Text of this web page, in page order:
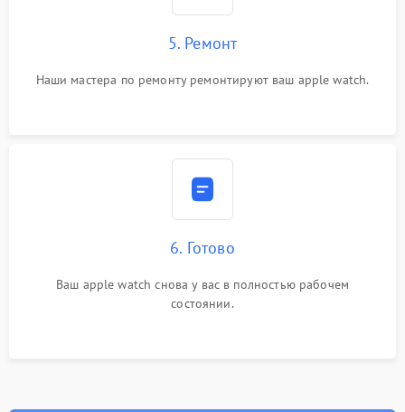
5. Ремонт
Наши мастера по ремонту ремонтируют ваш apple watch.
6. Готово
Ваш apple watch снова у вас в полностью рабочем
состоянии.